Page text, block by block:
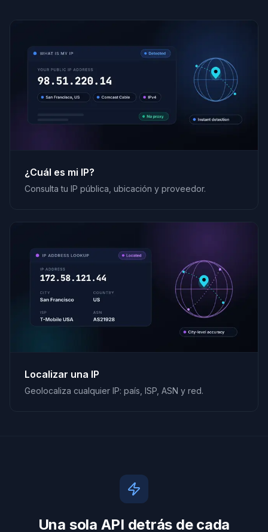
¿Cuál es mi IP?
Consulta tu IP pública, ubicación y proveedor.
Localizar una IP
Geolocaliza cualquier IP: país, ISP, ASN y red.
Una sola API detrás de cada